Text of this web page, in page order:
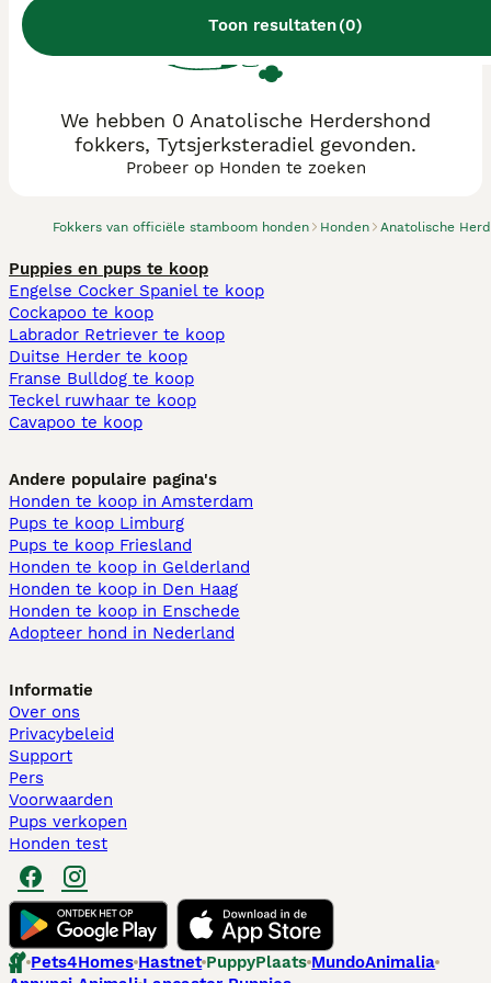
Toon resultaten(0)
Fokkers van officiële stamboom honden Honden Anatolische
We hebben 0 Anatolische Herdershond
fokkers, Tytsjerksteradiel gevonden.
Probeer op Honden te zoeken
Puppies en pups te koop
Engelse Cocker Spaniel te koop
Cockapoo te koop
Labrador Retriever te koop
Duitse Herder te koop
Franse Bulldog te koop
Teckel ruwhaar te koop
Cavapoo te koop
Andere populaire pagina's
Honden te koop in Amsterdam
Pups te koop Limburg​
Pups te koop Friesland​
Honden te koop in Gelderland
Honden te koop in Den Haag
Honden te koop in Enschede
Adopteer hond in Nederland
Informatie
Over ons
Privacybeleid
Support
Pers
Voorwaarden
Pups verkopen
Honden test
Pets4Homes Hastnet PuppyPlaats MundoAnimalia